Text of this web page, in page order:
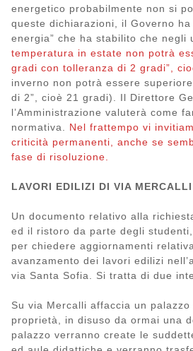
energetico probabilmente non si
queste dichiarazioni, il Governo
energia” che ha stabilito che negli
temperatura in estate non potrà
gradi con tolleranza di 2 gradi”,
inverno non potrà essere
di 2”, cioè 21 gradi). Il Direttore
l’Amministrazione valuterà come
normativa.
Nel frattempo vi
criticità permanenti, anche se
fase di risoluzione.
LAVORI EDILIZI DI VIA
Un documento relativo alla
ed il ristoro da parte degli studenti,
per chiedere aggiornamenti
avanzamento dei lavori edilizi
via Santa Sofia. Si tratta di due
Su via Mercalli affaccia un
proprietà, in disuso da ormai una
palazzo verranno create le